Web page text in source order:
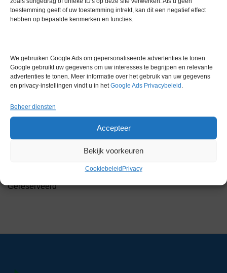
toestemming geeft of uw toestemming intrekt, kan dit een negatief effect
hebben op bepaalde kenmerken en functies.
We gebruiken Google Ads om gepersonaliseerde advertenties te tonen.
Google gebruikt uw gegevens om uw interesses te begrijpen en relevante
advertenties te tonen. Meer informatie over het gebruik van uw gegevens
en privacy-instellingen vindt u in hetGoogle Ads Privacybeleid .
Beheer diensten
Accepteer
Bekijk voorkeuren
Cookiebeleid Privacy
Gereserveerd
IC 14388
Gereserveerd